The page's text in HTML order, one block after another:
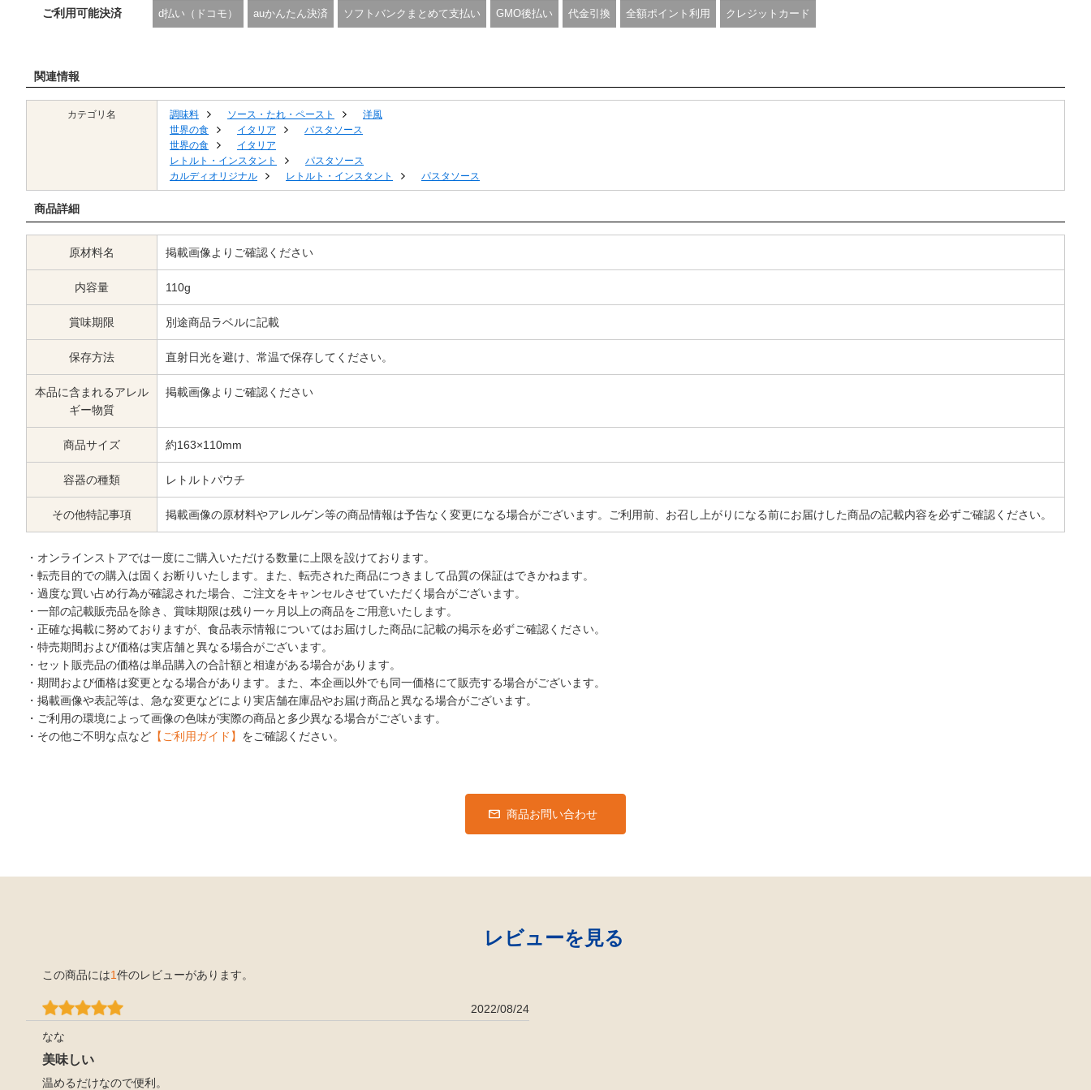
ご利用可能決済 d払い（ドコモ） auかんたん決済 ソフトバンクまとめて支払い GMO後払い 代金引換 全額ポイント利用 クレジットカード
関連情報
カテゴリ名 調味料 ソース・たれ・ペースト
洋風
世界の食
イタリア
パスタソース
世界の食
イタリア
レトルト・インスタント
パスタソース
カルディオリジナル
レトルト・インスタント パスタソース
商品詳細
原材料名 掲載画像よりご確認ください
内容量 110g
賞味期限 別途商品ラベルに記載
保存方法 直射日光を避け、常温で保存してください。
本品に含まれるアレル
ギー物質
掲載画像よりご確認ください
商品サイズ 約163×110mm
容器の種類 レトルトパウチ
その他特記事項 掲載画像の原材料やアレルゲン等の商品情報は予告なく変更になる場合がございます。ご利用前、お召し上がりになる前にお届けした商品の記載内容を必ずご確認ください。
・オンラインストアでは一度にご購入いただける数量に上限を設けております。
・転売目的での購入は固くお断りいたします。また、転売された商品につきまして品質の保証はできかねます。
・過度な買い占め行為が確認された場合、ご注文をキャンセルさせていただく場合がございます。
・一部の記載販売品を除き、賞味期限は残り一ヶ月以上の商品をご用意いたします。
・正確な掲載に努めておりますが、食品表示情報についてはお届けした商品に記載の掲示を必ずご確認ください。
・特売期間および価格は実店舗と異なる場合がございます。
・セット販売品の価格は単品購入の合計額と相違がある場合があります。
・期間および価格は変更となる場合があります。また、本企画以外でも同一価格にて販売する場合がございます。
・掲載画像や表記等は、急な変更などにより実店舗在庫品やお届け商品と異なる場合がございます。
・ご利用の環境によって画像の色味が実際の商品と多少異なる場合がございます。
・その他ご不明な点など 【ご利用ガイド】 をご確認ください。
商品お問い合わせ
レビューを見る
この商品には1件のレビューがあります。
2022/08/24
なな
美味しい
温めるだけなので便利。